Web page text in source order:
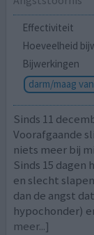
Effectiviteit
Hoeveelheid
Bijwerkingen
darm/maag
Sinds 11
Voorafgaande
niets meer bij
Sinds 15 dagen
en slecht
dan de angst
hypochonder)
meer...]